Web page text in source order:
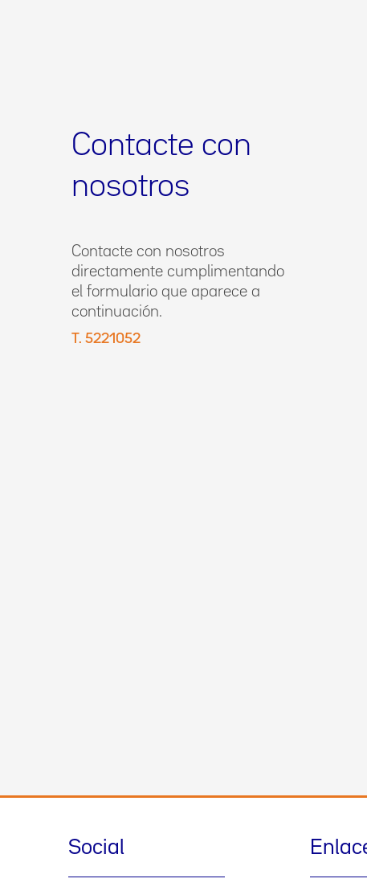
Contacte con
nosotros
Contacte con nosotros
directamente cumplimentando
el formulario que aparece a
continuación.
T. 5221052
Social